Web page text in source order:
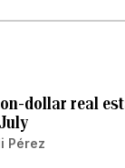
dollar real
Pérez